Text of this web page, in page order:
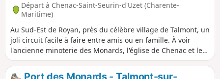
Départ à Chenac-Saint-Seurin-d'Uzet (Charente-
Maritime)
Au Sud-Est de Royan, près du célèbre village de Talmont, un
joli circuit facile à faire entre amis ou en famille. À voir
l'ancienne minoterie des Monards, l'église de Chenac et les
vues sur l'estuaire de la Gironde.